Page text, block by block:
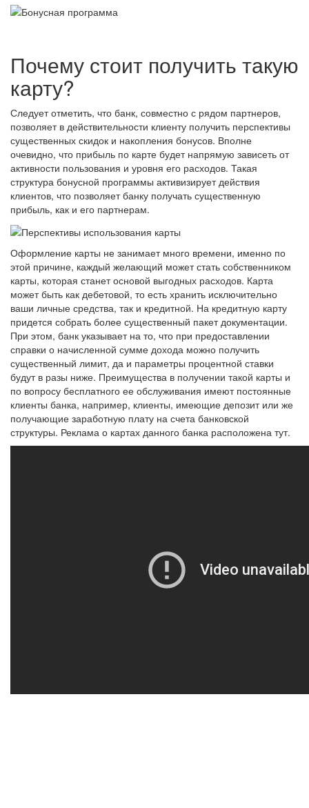
Почему стоит получить такую
карту?
Следует отметить, что банк, совместно с рядом партнеров,
позволяет в действительности клиенту получить перспективы
существенных скидок и накопления бонусов. Вполне
очевидно, что прибыль по карте будет напрямую зависеть от
активности пользования и уровня его расходов. Такая
структура бонусной программы активизирует действия
клиентов, что позволяет банку получать существенную
прибыль, как и его партнерам.
Оформление карты не занимает много времени, именно по
этой причине, каждый желающий может стать собственником
карты, которая станет основой выгодных расходов. Карта
может быть как дебетовой, то есть хранить исключительно
ваши личные средства, так и кредитной. На кредитную карту
придется собрать более существенный пакет документации.
При этом, банк указывает на то, что при предоставлении
справки о начисленной сумме дохода можно получить
существенный лимит, да и параметры процентной ставки
будут в разы ниже. Преимущества в получении такой карты и
по вопросу бесплатного ее обслуживания имеют постоянные
клиенты банка, например, клиенты, имеющие депозит или же
получающие заработную плату на счета банковской
структуры. Реклама о картах данного банка расположена тут.